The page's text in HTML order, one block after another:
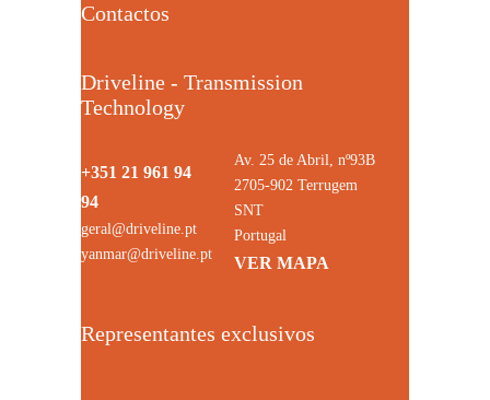
Contactos
Driveline - Transmission
Technology
+351 21 961 94
94
geral@driveline.pt
yanmar@driveline.pt
Av. 25 de Abril, nº93B
2705-902 Terrugem
SNT
Portugal
VER MAPA
Representantes exclusivos